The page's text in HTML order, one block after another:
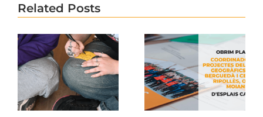
Related Posts